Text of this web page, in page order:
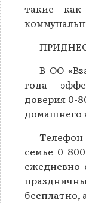
такие
В ОО
года
доверия 0-
домашнего
Телефон
семье 0
ежедневно